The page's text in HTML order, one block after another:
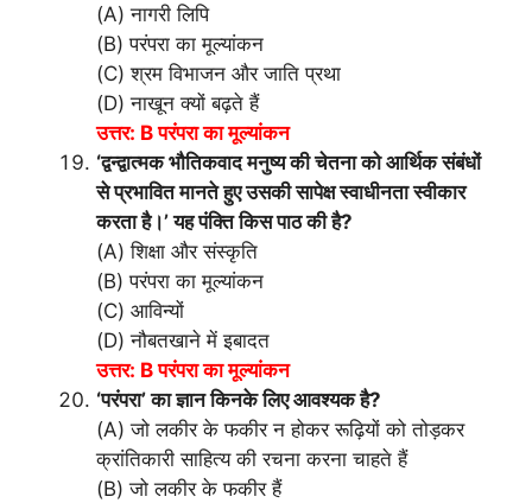
(A) नागरी लिपि
(B) परंपरा का मूल्यांकन
(C) श्रम विभाजन और जाति प्रथा
(D) नाखून क्यों बढ़ते हैं
उत्तर: B परंपरा का मूल्यांकन
‘द्वन्द्वात्मक भौतिकवाद मनुष्य की चेतना को आर्थिक संबंधों
से प्रभावित मानते हुए उसकी सापेक्ष स्वाधीनता स्वीकार
करता है।’ यह पंक्ति किस पाठ की है?
(A) शिक्षा और संस्कृति
(B) परंपरा का मूल्यांकन
(C) आविन्यों
(D) नौबतखाने में इबादत
उत्तर: B परंपरा का मूल्यांकन
‘परंपरा’ का ज्ञान किनके लिए आवश्यक है?
(A) जो लकीर के फकीर न होकर रूढ़ियों को तोड़कर
क्रांतिकारी साहित्य की रचना करना चाहते हैं
(B) जो लकीर के फकीर हैं